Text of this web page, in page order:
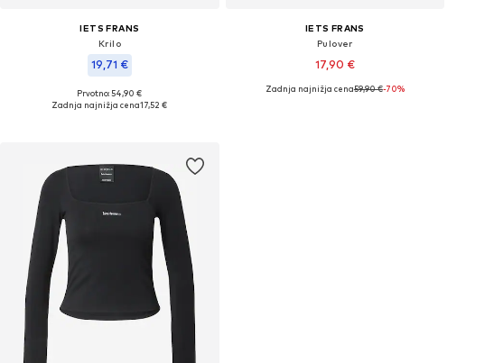
IETS FRANS
Krilo
19,71 €
Razpoložljive velikosti: 34, 38
Prvotno: 54,90 €
Zadnja najnižja cena17,52 €
IETS FRANS
Pulover
17,90 €
Razpoložljive velikosti: M
Zadnja najnižja cena59,90 €-70%